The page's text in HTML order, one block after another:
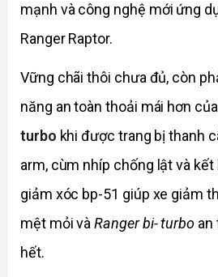
mạnh và công nghệ mới ứng
Ranger Raptor.
Vững chãi thôi chưa đủ, còn
năng an toàn thoải mái hơn của
turbo khi được trang bị thanh
arm, cùm nhíp chống lật và
giảm xóc bp-51 giúp xe giảm
mệt mỏi vàRanger bi- turbo an
hết.